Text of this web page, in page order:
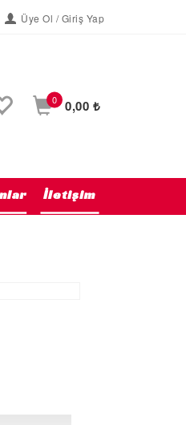
Üye Ol / Giriş Yap
0 0,00 ₺
İletişim